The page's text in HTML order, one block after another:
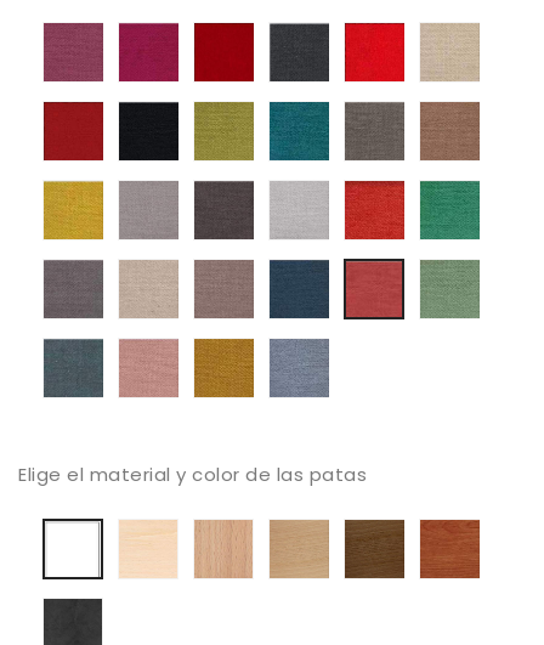
Mystic
05
06
Tapizado
Mystic
08
Mystic
13
Tapizado
Mystic
38
50
56
Tapizado
Mystic
59
Tapizado
Mystic
61
Tapizado
Mystic
68
Tapizado
Mystic
69
Mystic
104
Tapizado
Mystic
105
Mystic
112
Tapizado
Mystic
131
Tapizado
Mystic
136
Tapizado
Mystic
161
Mystic
187
Tapizado
Mystic
213
Tapizado
Mystic
250
Tapizado
252
Tapizado
311
Tapizado
Mystic
373
Mystic
387
Tapizado
Mystic
395
Tapizado
Mystic
503
Tapizado
Mystic
514
Tapizado
Mystic
602
Elige el material y color de las patas
Lacado
Haya
blanqueadabarnizado
natural
Haya
tostada
Haya
Canaletto
Color